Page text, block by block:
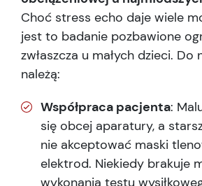
Choć stress echo daje wiele
jest to badanie pozbawione
zwłaszcza u małych dzieci.
należą:
Współpraca pacjenta:
się obcej aparatury, a
nie akceptować maski
elektrod. Niekiedy brakuje
wykonania testu